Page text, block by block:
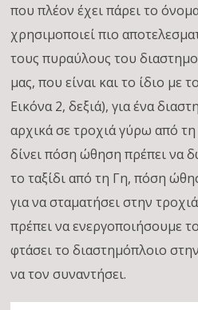
που πλέον έχει πάρει το
χρησιμοποιεί πιο
τους πυραύλους του
μας, που είναι και το ίδιο με
Εικόνα 2, δεξιά), για ένα
αρχικά σε τροχιά γύρω από
δίνει πόση ώθηση πρέπει να
το ταξίδι από τη Γη, πόση
για να σταματήσει στην
πρέπει να ενεργοποιήσουμε
φτάσει το διαστημόπλοιο
να τον συναντήσει.